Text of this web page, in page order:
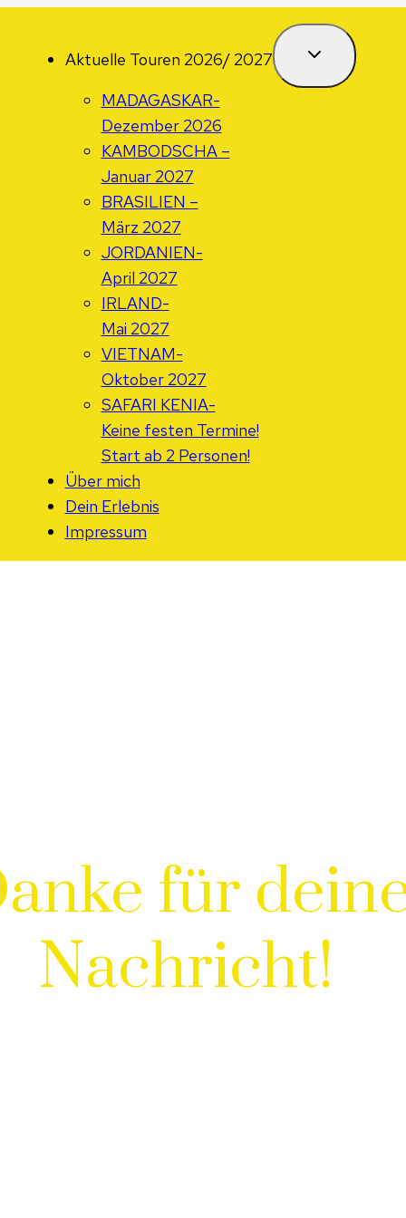
Aktuelle Touren 2026/ 2027
MADAGASKAR-
Dezember 2026
KAMBODSCHA –
Januar 2027
BRASILIEN –
März 2027
JORDANIEN-
April 2027
IRLAND-
Mai 2027
VIETNAM-
Oktober 2027
SAFARI KENIA-
Keine festen Termine!
Start ab 2 Personen!
Über mich
Dein Erlebnis
Impressum
für
Nachricht!